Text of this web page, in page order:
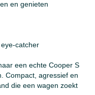
en genieten
catcher
een echte Cooper S
Compact, agressief en
die een wagen zoekt